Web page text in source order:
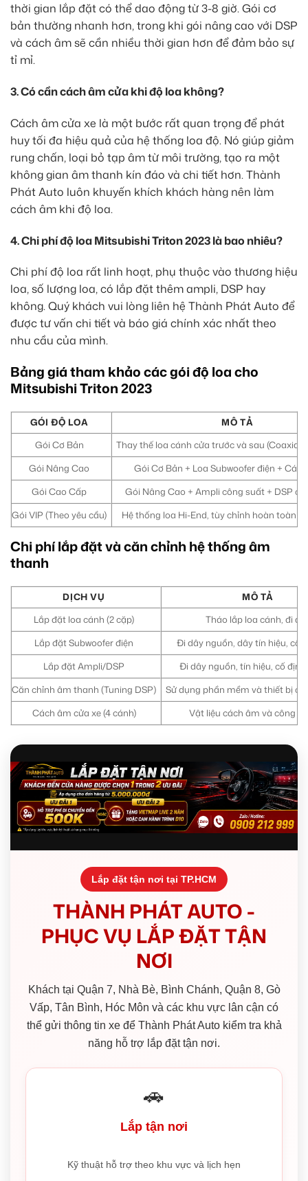
thời gian lắp đặt có thể dao động từ 3-8 giờ. Gói cơ
bản thường nhanh hơn, trong khi gói nâng cao với DSP
và cách âm sẽ cần nhiều thời gian hơn để đảm bảo sự
tỉ mỉ.
3. Có cần cách âm cửa khi độ loa không?
Cách âm cửa xe là một bước rất quan trọng để phát
huy tối đa hiệu quả của hệ thống loa độ. Nó giúp giảm
rung chấn, loại bỏ tạp âm từ môi trường, tạo ra một
không gian âm thanh kín đáo và chi tiết hơn. Thành
Phát Auto luôn khuyến khích khách hàng nên làm
cách âm khi độ loa.
4. Chi phí độ loa Mitsubishi Triton 2023 là bao nhiêu?
Chi phí độ loa rất linh hoạt, phụ thuộc vào thương hiệu
loa, số lượng loa, có lắp đặt thêm ampli, DSP hay
không. Quý khách vui lòng liên hệ Thành Phát Auto để
được tư vấn chi tiết và báo giá chính xác nhất theo
nhu cầu của mình.
Bảng giá tham khảo các gói độ loa cho
Mitsubishi Triton 2023
GÓI ĐỘ LOA
MÔ TẢ
Gói Cơ Bản
Thay thế loa cánh cửa trước và sau
Gói Nâng Cao
Gói Cơ Bản + Loa Subwoofer điện +
Gói Cao Cấp
Gói Nâng Cao + Ampli công suất + DSP
Gói VIP (Theo yêu cầu)
Hệ thống loa Hi-End, tùy chỉnh hoàn toàn
Chi phí lắp đặt và căn chỉnh hệ thống âm
thanh
DỊCH VỤ
MÔ TẢ
Lắp đặt loa cánh (2 cặp)
Tháo lắp loa cánh, đi
Lắp đặt Subwoofer điện
Đi dây nguồn, dây tín hiệu, cố
Lắp đặt Ampli/DSP
Đi dây nguồn, tín hiệu, cố
Căn chỉnh âm thanh (Tuning DSP)
Sử dụng phần mềm và thiết bị
Cách âm cửa xe (4 cánh)
Vật liệu cách âm và công
Lắp đặt tận nơi tại TP.HCM
THÀNH PHÁT AUTO -
PHỤC VỤ LẮP ĐẶT TẬN
NƠI
Khách tại Quận 7, Nhà Bè, Bình Chánh, Quận 8, Gò
Vấp, Tân Bình, Hóc Môn và các khu vực lân cận có
thể gửi thông tin xe để Thành Phát Auto kiểm tra khả
năng hỗ trợ lắp đặt tận nơi.
🚗
Lắp tận nơi
Kỹ thuật hỗ trợ theo khu vực và lịch hẹn